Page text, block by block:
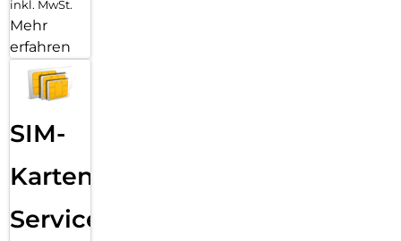
inkl. MwSt.
Mehr
erfahren
SIM-
Karten
Service: